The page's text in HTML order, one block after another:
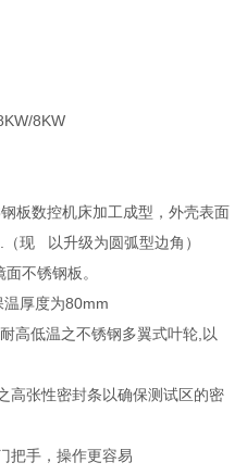
8KW
板数控机床加工成型，外壳表面
现 以升级为圆弧型边角）
不锈钢板。
厚度为80mm
高低温之不锈钢多翼式叶轮,以
高张性密封条以确保测试区的密
把手，操作更容易